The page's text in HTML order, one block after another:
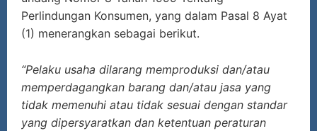
Perlindungan Konsumen, yang dalam Pasal 8 Ayat
(1) menerangkan sebagai berikut.
“Pelaku usaha dilarang memproduksi dan/atau
memperdagangkan barang dan/atau jasa yang
tidak memenuhi atau tidak sesuai dengan standar
yang dipersyaratkan dan ketentuan peraturan